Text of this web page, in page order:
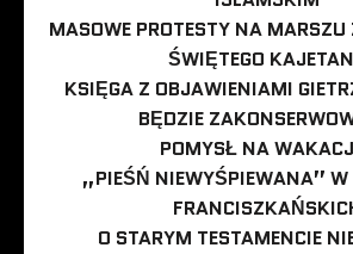
MASOWE PROTESTY NA
ŚWIĘTEGO
KSIĘGA Z OBJAWIENIAMI
BĘDZIE
POMYSŁ NA
„PIEŚŃ NIEWYŚPIEWANA” W
O STARYM TESTAMENCIE